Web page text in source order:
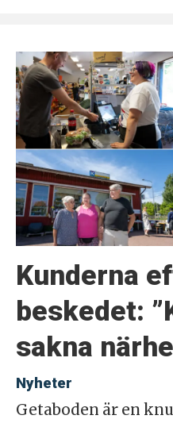
Kunderna
beskedet:
sakna
Nyheter
Getaboden är en